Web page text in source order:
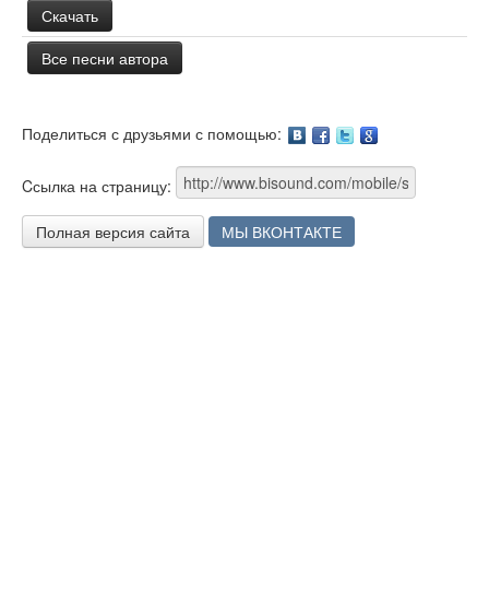
Скачать
Все песни автора
Поделиться с друзьями с помощью:
Cсылка на страницу:
Полная версия сайта МЫ ВКОНТАКТЕ